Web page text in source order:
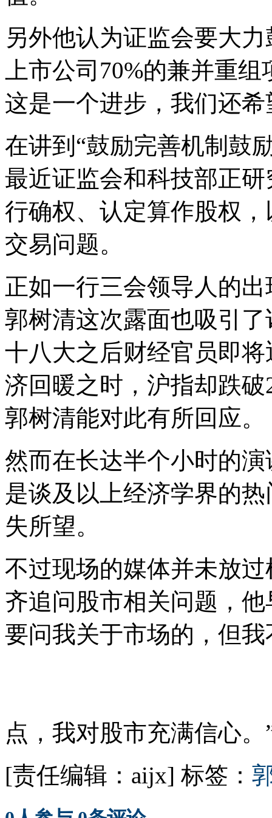
另外他认为证监会要大
上市公司70%的兼并重
这是一个进步，我们还
在讲到“鼓励完善机制鼓
最近证监会和科技部正
行确权、认定算作股权
交易问题。
正如一行三会领导人的
郭树清这次露面也吸引
十八大之后财经官员即
济回暖之时，沪指却跌
郭树清能对此有所回应。
然而在长达半个小时的
是谈及以上经济学界的
失所望。
不过现场的媒体并未放
齐追问股市相关问题，
要问我关于市场的，但
点，我对股市充满信心
[责任编辑：aijx] 标签：